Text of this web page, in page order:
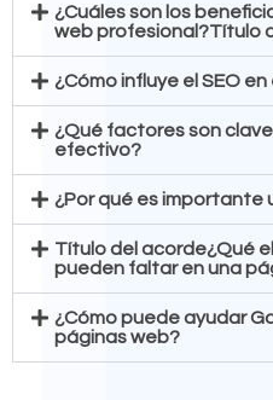
¿Cuáles son los
web profesional?Título
¿Cómo influye el SEO
¿Qué factores son
efectivo?
¿Por qué es importante
Título del acorde¿Qué
pueden faltar en una
¿Cómo puede ayudar
páginas web?